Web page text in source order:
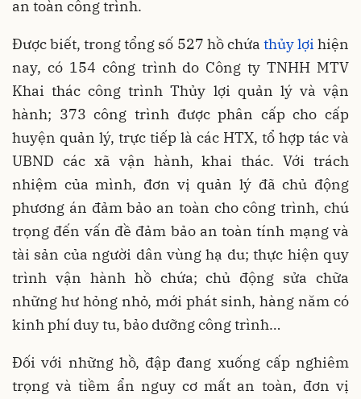
an toàn công trình.
Được biết, trong tổng số 527 hồ chứa thủy lợi hiện
nay, có 154 công trình do Công ty TNHH MTV
Khai thác công trình Thủy lợi quản lý và vận
hành; 373 công trình được phân cấp cho cấp
huyện quản lý, trực tiếp là các HTX, tổ hợp tác và
UBND các xã vận hành, khai thác. Với trách
nhiệm của mình, đơn vị quản lý đã chủ động
phương án đảm bảo an toàn cho công trình, chú
trọng đến vấn đề đảm bảo an toàn tính mạng và
tài sản của người dân vùng hạ du; thực hiện quy
trình vận hành hồ chứa; chủ động sửa chữa
những hư hỏng nhỏ, mới phát sinh, hàng năm có
kinh phí duy tu, bảo dưỡng công trình…
Đối với những hồ, đập đang xuống cấp nghiêm
trọng và tiềm ẩn nguy cơ mất an toàn, đơn vị